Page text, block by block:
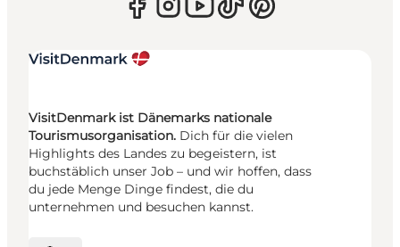
VisitDenmark ist Dänemarks nationale
Tourismusorganisation. Dich für die vielen
Highlights des Landes zu begeistern, ist
buchstäblich unser Job – und wir hoffen, dass
du jede Menge Dinge findest, die du
unternehmen und besuchen kannst.